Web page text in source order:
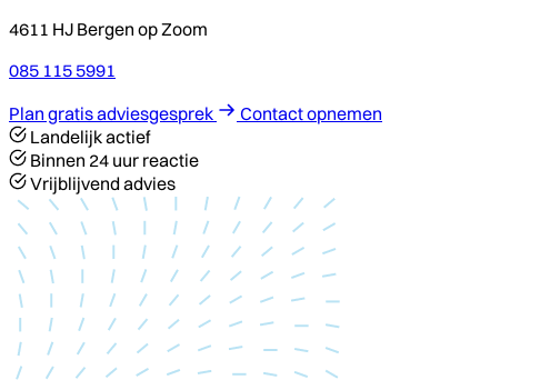
4611 HJ Bergen op Zoom
085 115 5991
Plan gratis adviesgesprek
Contact opnemen
Landelijk actief
Binnen 24 uur reactie
Vrijblijvend advies